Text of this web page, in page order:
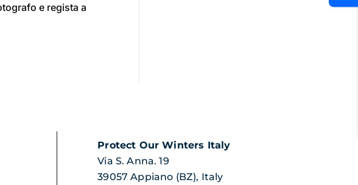
e regista a
Protect Our Winters Italy
Via S. Anna. 19
39057 Appiano (BZ), Italy